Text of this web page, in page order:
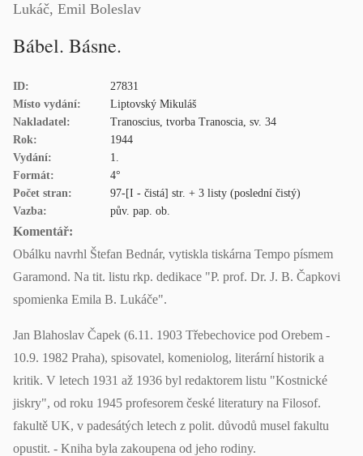
Lukáč, Emil Boleslav
Bábel. Básne.
ID:
27831
Místo vydání:
Liptovský Mikuláš
Nakladatel:
Tranoscius, tvorba Tranoscia, sv. 34
Rok:
1944
Vydání:
1.
Formát:
4°
Počet stran:
97-[I - čistá] str. + 3 listy (poslední čistý)
Vazba:
pův. pap. ob.
Komentář:
Obálku navrhl Štefan Bednár, vytiskla tiskárna Tempo písmem
Garamond. Na tit. listu rkp. dedikace "P. prof. Dr. J. B. Čapkovi
spomienka Emila B. Lukáče".
Jan Blahoslav Čapek (6.11. 1903 Třebechovice pod Orebem -
10.9. 1982 Praha), spisovatel, komeniolog, literární historik a
kritik. V letech 1931 až 1936 byl redaktorem listu "Kostnické
jiskry", od roku 1945 profesorem české literatury na Filosof.
fakultě UK, v padesátých letech z polit. důvodů musel fakultu
opustit. - Kniha byla zakoupena od jeho rodiny.